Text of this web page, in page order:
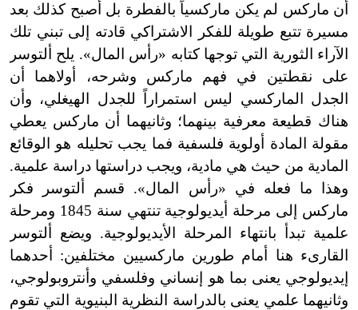
أن ماركس لم يكن ماركسياً بالفطرة بل أصبح كذلك بعد
مسيرة تتبع طويلة للفكر الاشتراكي قادته إلى تبني تلك
الآراء الثورية التي توجها كتابه «رأس المال». يلح ألتوسر
على نقطتين في فهم ماركس وشرحه، أولاهما أن
الجدل الماركسي ليس استمراراً للجدل الهيغلي، وأن
هناك قطيعة معرفية بينهما؛ وثانيهما أن ماركس يعطي
مقولة المادة أولوية فلسفية فما يجب تحليله هو الوقائع
المادية من حيث هي مادية، ويجب دراستها دراسة علمية.
وهذا ما فعله في «رأس المال». قسم ألتوسر فكر
ماركس إلى مرحلة أيديولوجية تنتهي سنة 1845 ومرحلة
علمية تبدأ بانتهاء المرحلة الأيديولوجية. ويضع ألتوسر
القارىء هنا أمام طورين ماركسيين مختلفين: أحدهما
إيديولوجي يعنى بما هو إنساني وفلسفي وأنتروبولوجي،
وثانيهما علمي يعنى بالدراسة النظرية البنيوية التي تقوم